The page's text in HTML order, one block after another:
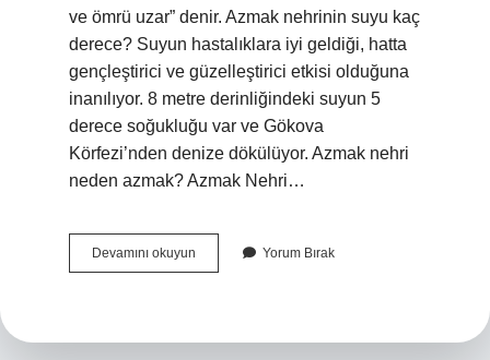
ve ömrü uzar” denir. Azmak nehrinin suyu kaç
derece? Suyun hastalıklara iyi geldiği, hatta
gençleştirici ve güzelleştirici etkisi olduğuna
inanılıyor. 8 metre derinliğindeki suyun 5
derece soğukluğu var ve Gökova
Körfezi’nden denize dökülüyor. Azmak nehri
neden azmak? Azmak Nehri…
Devamını okuyun
Nehri
Yorum Bırak